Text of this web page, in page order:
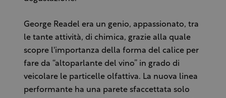
George Readel era un genio, appassionato, tra
le tante attività, di chimica, grazie alla quale
scopre l'importanza della forma del calice per
fare da “altoparlante del vino” in grado di
veicolare le particelle olfattiva. La nuova linea
performante ha una parete sfaccettata solo